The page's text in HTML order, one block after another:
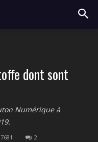
dont sont
Numérique à
7681 2